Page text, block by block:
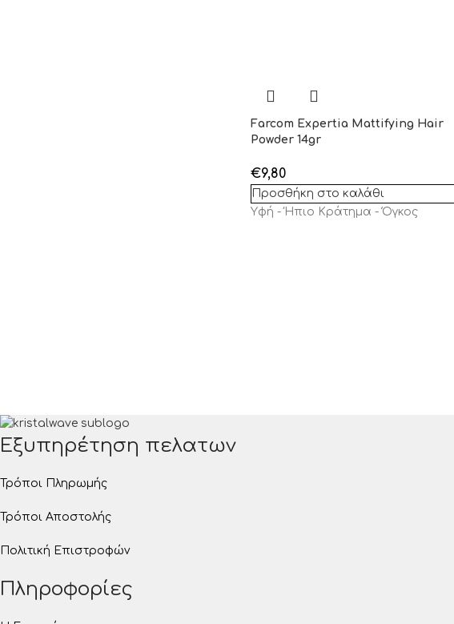
Farcom Expertia Mattifying Hair
Powder 14gr
€9,80
Προσθήκη στο καλάθι
Yφή - Ήπιο Κράτημα - Όγκος
Εξυπηρέτηση πελατων
Τρόποι Πληρωμής
Τρόποι Αποστολής
Πολιτική Επιστροφών
Πληροφορίες